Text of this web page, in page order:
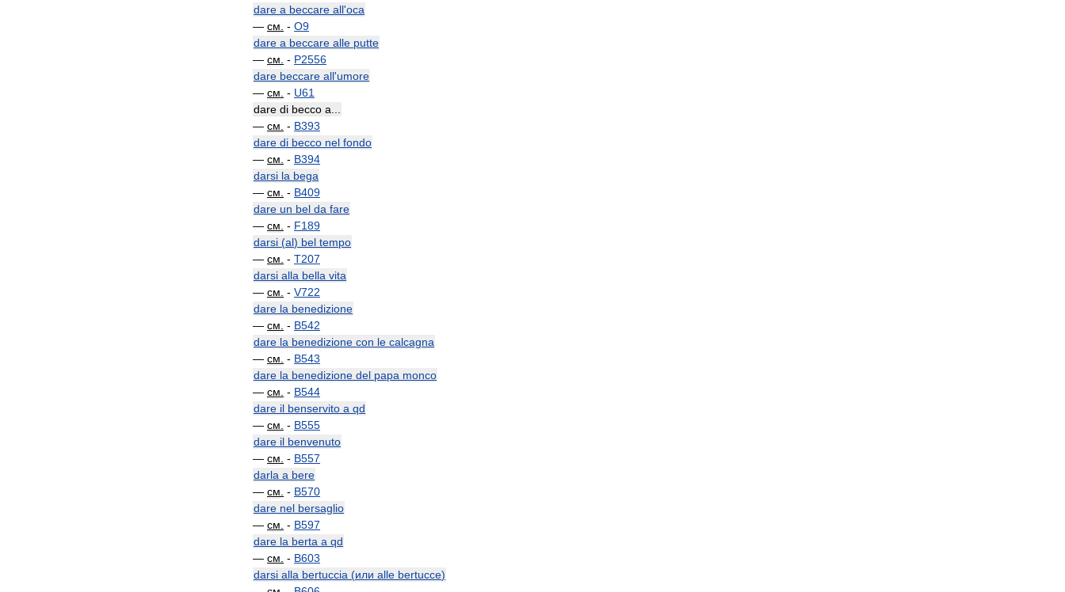
dare a beccare all'oca
— см - O9
dare a beccare alle putte
— см - P2556
dare beccare all'umore
— см - U61
dare di becco a
— см - B393
dare di becco nel fondo
— см - B394
darsi la bega
— см - B409
dare un bel da fare
— см - F189
darsi (al) bel tempo
— см - T207
darsi alla bella vita
— см - V722
dare la benedizione
— см - B542
dare la benedizione con le calcagna
— см - B543
dare la benedizione del papa monco
— см - B544
dare il benservito a qd
— см - B555
dare il benvenuto
— см - B557
darla a bere
— см - B570
dare nel bersaglio
— см - B597
dare la berta a qd
— см - B603
darsi alla bertuccia (или alle bertucce)